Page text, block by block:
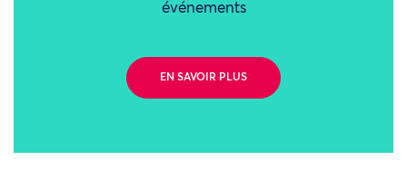
événements
EN SAVOIR PLUS